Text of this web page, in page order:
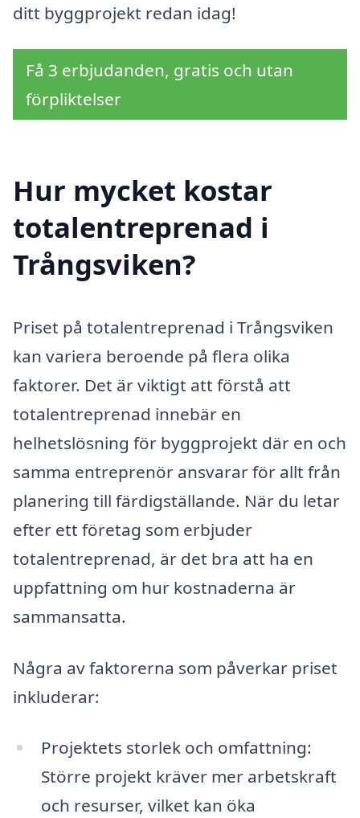
ditt byggprojekt redan idag!
Få 3 erbjudanden, gratis och utan
förpliktelser
Hur mycket kostar
totalentreprenad i
Trångsviken?
Priset på totalentreprenad i Trångsviken
kan variera beroende på flera olika
faktorer. Det är viktigt att förstå att
totalentreprenad innebär en
helhetslösning för byggprojekt där en och
samma entreprenör ansvarar för allt från
planering till färdigställande. När du letar
efter ett företag som erbjuder
totalentreprenad, är det bra att ha en
uppfattning om hur kostnaderna är
sammansatta.
Några av faktorerna som påverkar priset
inkluderar:
Projektets storlek och omfattning:
Större projekt kräver mer arbetskraft
och resurser, vilket kan öka